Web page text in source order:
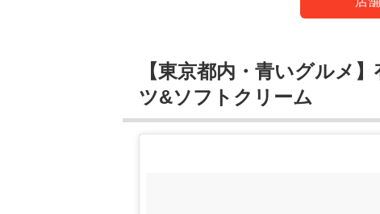
【東京都内・青いグルメ
ツ&ソフトクリーム